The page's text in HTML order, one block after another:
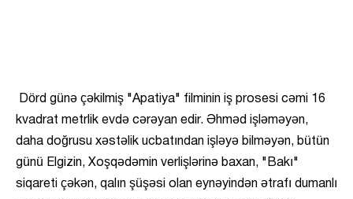
Dörd günə çəkilmiş "Apatiya" filminin iş prosesi cəmi 16
kvadrat metrlik evdə cərəyan edir. Əhməd işləməyən,
daha doğrusu xəstəlik ucbatından işləyə bilməyən, bütün
günü Elgizin, Xoşqədəmin verlişlərinə baxan, "Bakı"
siqareti çəkən, qalın şüşəsi olan eynəyindən ətrafı dumanlı